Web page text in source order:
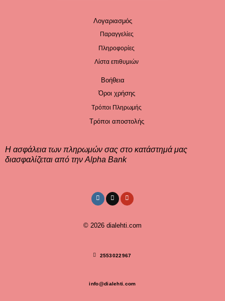
Λογαριασμός
Παραγγελίες
Πληροφορίες
Λίστα επιθυμιών
Βοήθεια
Όροι χρήσης
Τρόποι Πληρωμής
Τρόποι αποστολής
Η ασφάλεια των πληρωμών σας στο κατάστημά μας
διασφαλίζεται από την Alpha Bank
© 2026 dialehti.com
2553022967
info@dialehti.com